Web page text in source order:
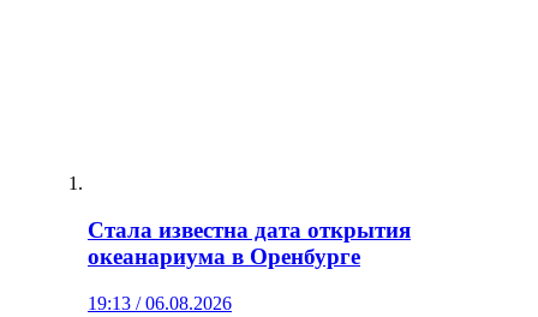
Стала известна дата открытия
океанариума в Оренбурге
19:13 / 06.08.2026